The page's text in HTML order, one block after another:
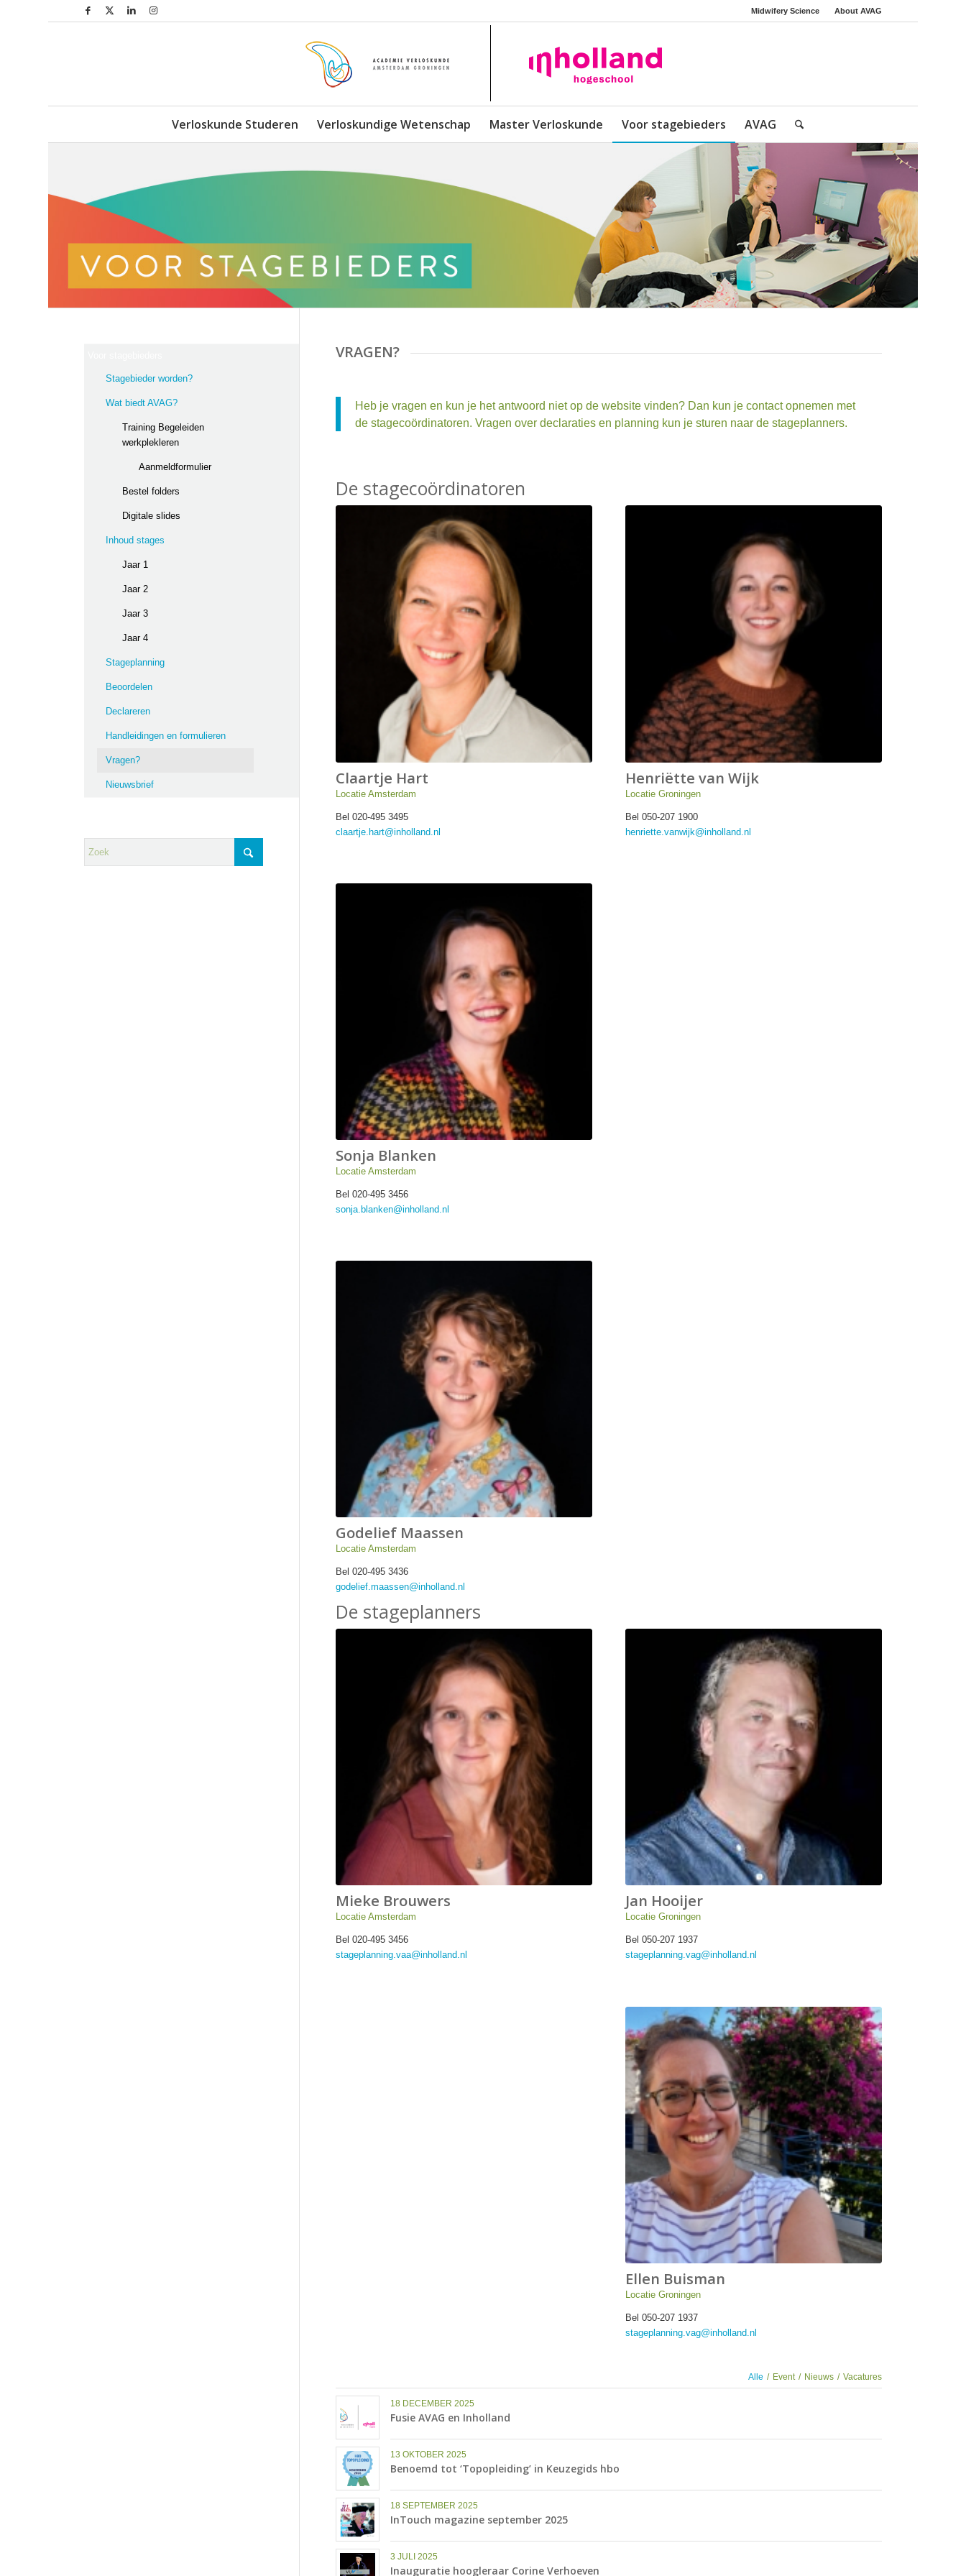
Midwifery Science About AVAG
Verloskunde Studeren Verloskundige Wetenschap Master Verloskunde Voor stagebieders AVAG
VRAGEN?
Heb je vragen en kun je het antwoord niet op de website vinden? Dan kun je contact opnemen met
de stagecoördinatoren. Vragen over declaraties en planning kun je sturen naar de stageplanners.
De stagecoördinatoren
Claartje Hart
Locatie Amsterdam
Bel 020-495 3495
claartje.hart@inholland.nl
Henriëtte van Wijk
Locatie Groningen
Bel 050-207 1900
henriette.vanwijk@inholland.nl
Sonja Blanken
Locatie Amsterdam
Bel 020-495 3456
sonja.blanken@inholland.nl
Godelief Maassen
Locatie Amsterdam
Bel 020-495 3436
godelief.maassen@inholland.nl
De stageplanners
Mieke Brouwers
Locatie Amsterdam
Bel 020-495 3456
stageplanning.vaa@inholland.nl
Jan Hooijer
Locatie Groningen
Bel 050-207 1937
stageplanning.vag@inholland.nl
Ellen Buisman
Locatie Groningen
Bel 050-207 1937
stageplanning.vag@inholland.nl
Alle / Event / Nieuws / Vacatures
18 DECEMBER 2025
Fusie AVAG en Inholland
13 OKTOBER 2025
Benoemd tot ‘Topopleiding’ in Keuzegids hbo
18 SEPTEMBER 2025
InTouch magazine september 2025
3 JULI 2025
Inauguratie hoogleraar Corine Verhoeven
Stagebieder worden?
Wat biedt AVAG?
Training Begeleiden
werkplekleren
Aanmeldformulier
Bestel folders
Digitale slides
Inhoud stages
Jaar 1
Jaar 2
Jaar 3
Jaar 4
Stageplanning
Beoordelen
Declareren
Handleidingen en formulieren
Vragen?
Nieuwsbrief